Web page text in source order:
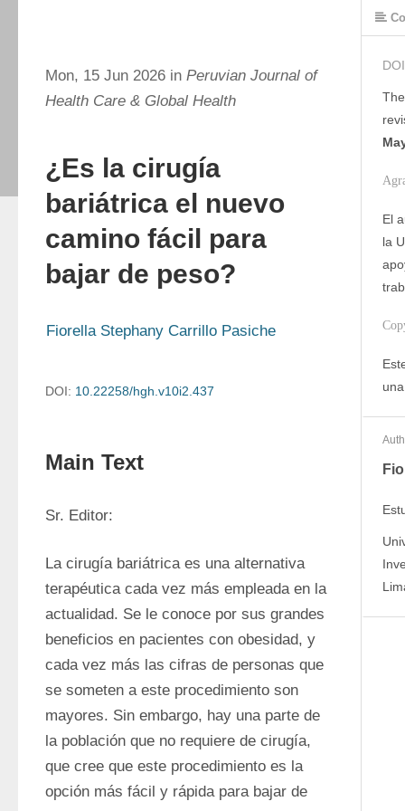
Mon, 15 Jun 2026 in Peruvian Journal of
Health Care & Global Health
¿Es la cirugía
bariátrica el nuevo
camino fácil para
bajar de peso?
Fiorella Stephany Carrillo Pasiche
DOI: 10.22258/hgh.v10i2.437
Main Text
Sr. Editor:
La cirugía bariátrica es una alternativa
terapéutica cada vez más empleada en la
actualidad. Se le conoce por sus grandes
beneficios en pacientes con obesidad, y
cada vez más las cifras de personas que
se someten a este procedimiento son
mayores. Sin embargo, hay una parte de
la población que no requiere de cirugía,
que cree que este procedimiento es la
opción más fácil y rápida para bajar de
DOI
El
la